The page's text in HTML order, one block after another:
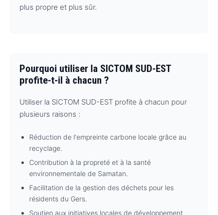
plus propre et plus sûr.
Pourquoi utiliser la SICTOM SUD-EST
profite-t-il à chacun ?
Utiliser la SICTOM SUD-EST profite à chacun pour
plusieurs raisons :
Réduction de l'empreinte carbone locale grâce au
recyclage.
Contribution à la propreté et à la santé
environnementale de Samatan.
Facilitation de la gestion des déchets pour les
résidents du Gers.
Soutien aux initiatives locales de développement